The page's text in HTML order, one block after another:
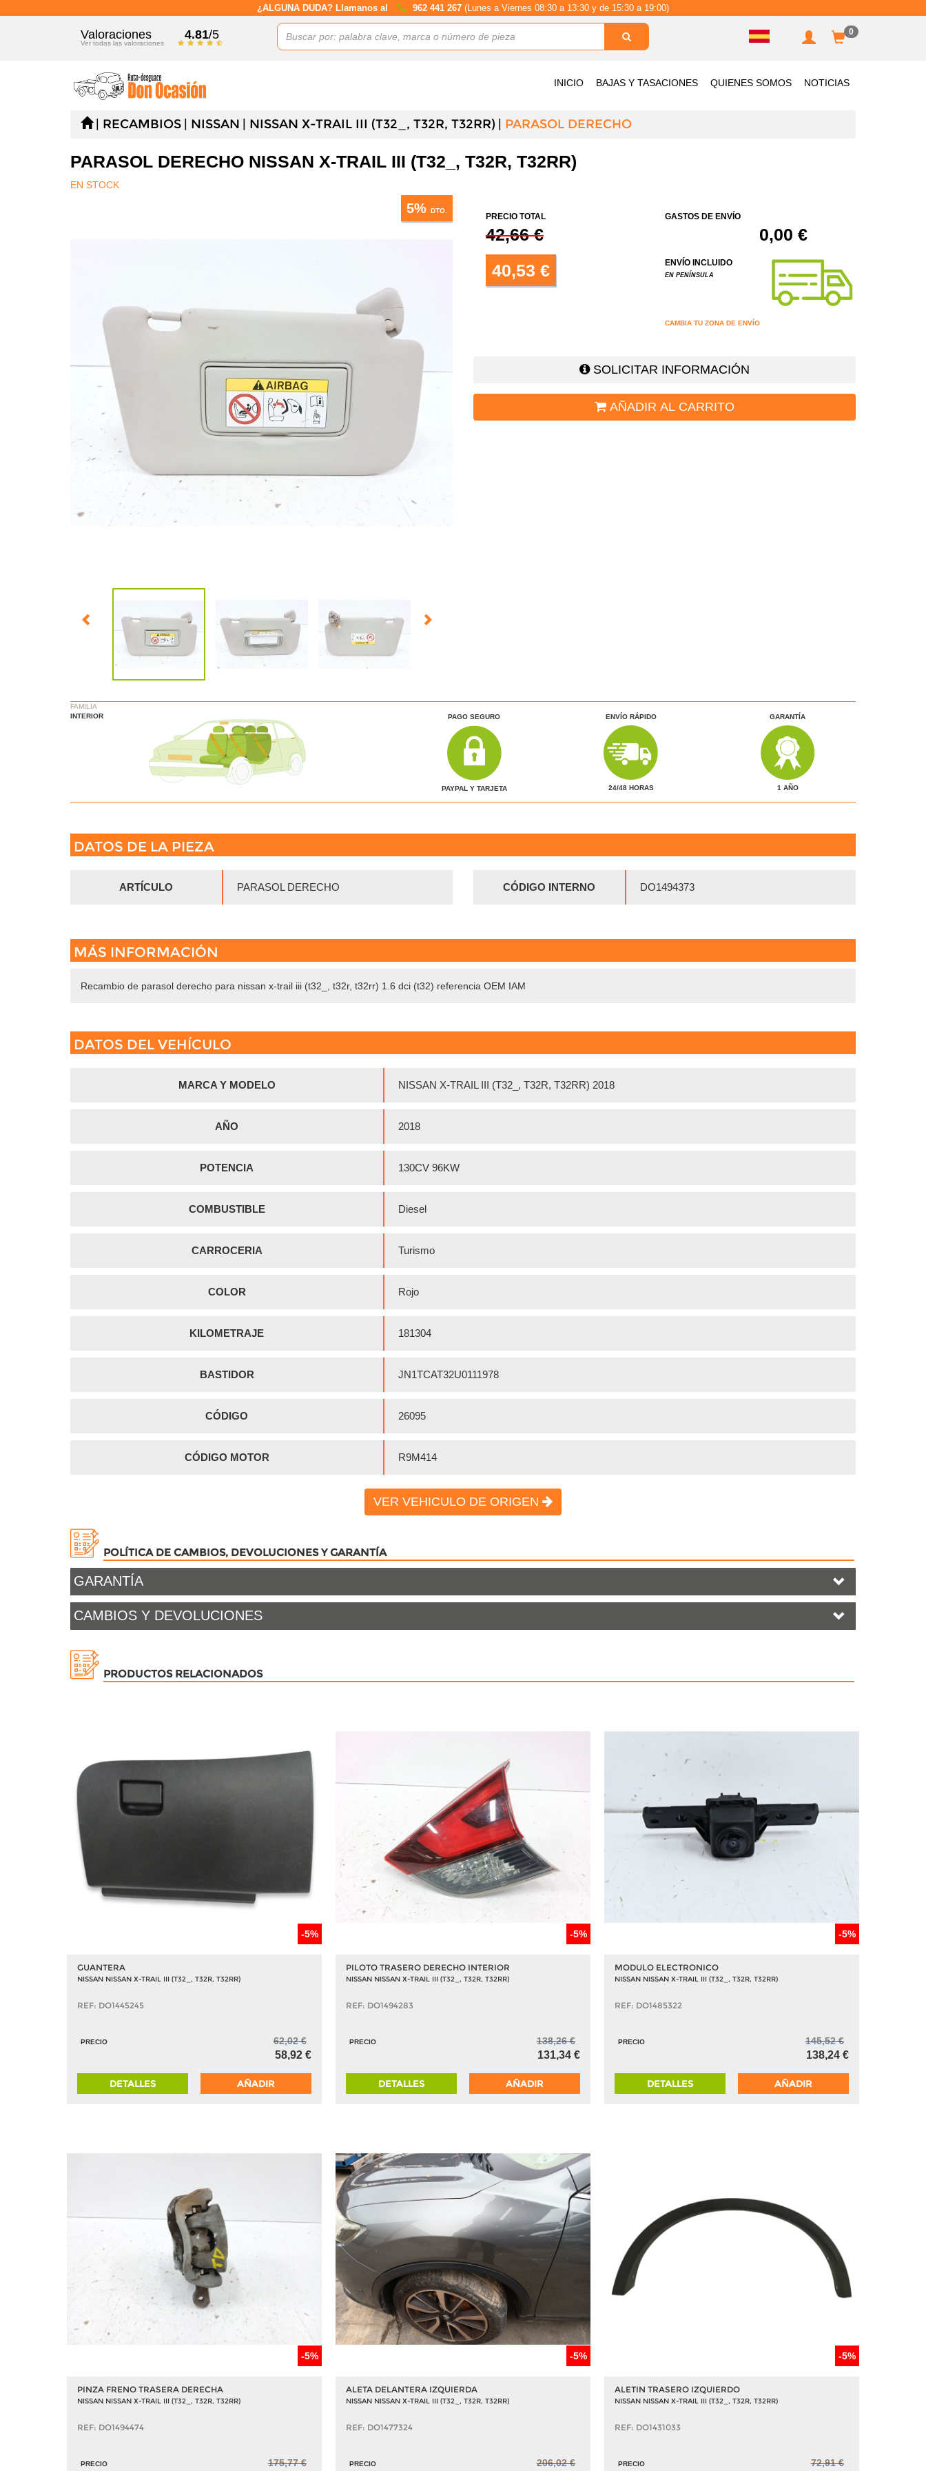
¿ALGUNA DUDA? Llamanos al 962 441 267 (Lunes a Viernes 08:30 a 13:30 y de 15:30 a 19:00)
Valoraciones
Ver todas las valoraciones
4.81/5 0
INICIO BAJAS Y TASACIONES QUIENES SOMOS NOTICIAS
RECAMBIOS NISSAN NISSAN X-TRAIL III (T32_, T32R, T32RR) PARASOL DERECHO
PARASOL DERECHO NISSAN X-TRAIL III (T32_, T32R, T32RR)
EN STOCK
5% DTO.
PRECIO TOTAL
42,66 €
40,53 €
GASTOS DE ENVÍO
0,00 €
ENVÍO INCLUIDO
EN PENÍNSULA
CAMBIA TU ZONA DE ENVÍO
SOLICITAR INFORMACIÓN
AÑADIR AL CARRITO
FAMILIA
INTERIOR
PAGO SEGURO
PAYPAL Y TARJETA
ENVÍO RÁPIDO
24/48 HORAS
GARANTÍA
1 AÑO
DATOS DE LA PIEZA
ARTÍCULO PARASOL DERECHO CÓDIGO INTERNO DO1494373
MÁS INFORMACIÓN
Recambio de parasol derecho para nissan x-trail iii (t32_, t32r, t32rr) 1.6 dci (t32) referencia OEM IAM
DATOS DEL VEHÍCULO
MARCA Y MODELO NISSAN X-TRAIL III (T32_, T32R, T32RR) 2018
AÑO 2018
POTENCIA 130CV 96KW
COMBUSTIBLE Diesel
CARROCERIA Turismo
COLOR Rojo
KILOMETRAJE 181304
BASTIDOR JN1TCAT32U0111978
CÓDIGO 26095
CÓDIGO MOTOR R9M414
VER VEHICULO DE ORIGEN
POLÍTICA DE CAMBIOS, DEVOLUCIONES Y GARANTÍA
GARANTÍA
CAMBIOS Y DEVOLUCIONES
PRODUCTOS RELACIONADOS
-5%
GUANTERA
NISSAN NISSAN X-TRAIL III (T32_, T32R, T32RR)
REF: DO1445245
PRECIO 62,02 €
58,92 €
DETALLES AÑADIR
-5%
PILOTO TRASERO DERECHO INTERIOR
NISSAN NISSAN X-TRAIL III (T32_, T32R, T32RR)
REF: DO1494283
PRECIO 138,26 €
131,34 €
DETALLES AÑADIR
-5%
MODULO ELECTRONICO
NISSAN NISSAN X-TRAIL III (T32_, T32R, T32RR)
REF: DO1485322
PRECIO 145,52 €
138,24 €
DETALLES AÑADIR
-5%
PINZA FRENO TRASERA DERECHA
NISSAN NISSAN X-TRAIL III (T32_, T32R, T32RR)
REF: DO1494474
PRECIO 175,77 €
-5%
ALETA DELANTERA IZQUIERDA
NISSAN NISSAN X-TRAIL III (T32_, T32R, T32RR)
REF: DO1477324
PRECIO 206,02 €
-5%
ALETIN TRASERO IZQUIERDO
NISSAN NISSAN X-TRAIL III (T32_, T32R, T32RR)
REF: DO1431033
PRECIO 72,91 €